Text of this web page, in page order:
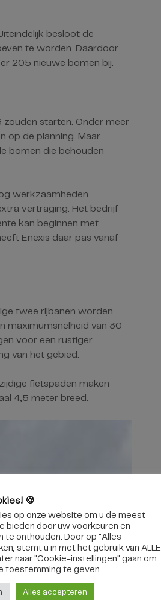
besloot de
te worden. Daardoor
205 nieuwe bomen bij.
starten. Onder meer
op de planning. Maar
bomen die behouden
werkzaamheden
vertraging. Het bedrijf
kan beginnen met
Enexis daar pas vanaf
twee rijbanen worden
maximumsnelheid van 30
voor een rustiger
van het gebied.
fietspaden maken
4,5 meter breed.
🍪
op onze website om u de meest
bieden door uw voorkeuren en
te onthouden. Door op "Alles
stemt u in met het gebruik van ALLE
naar "Cookie-instellingen" gaan om
toestemming te geven.
Alles accepteren